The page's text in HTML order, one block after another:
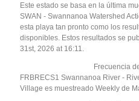
Este estado se basa en la última
SWAN - Swannanoa Watershed
esta playa tan pronto como los
disponibles. Estos resultados se
31st, 2026 at 16:11.
Frecuencia
FRBRECS1 Swannanoa River -
Village es muestreado Weekly de